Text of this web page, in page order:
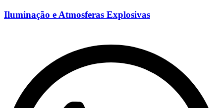
Iluminação e Atmosferas Explosivas